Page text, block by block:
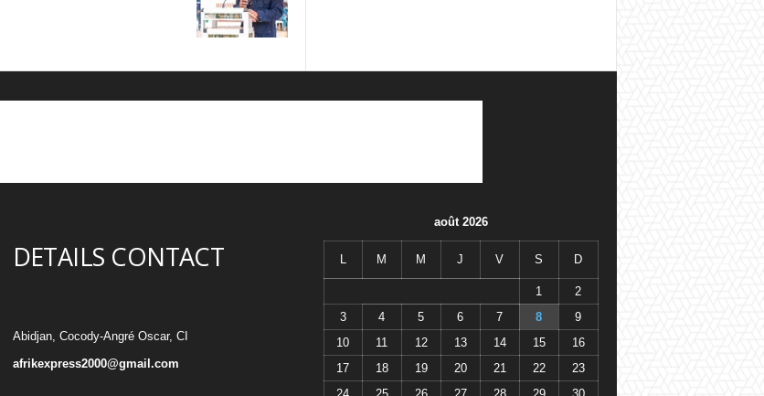
DETAILS CONTACT
Abidjan, Cocody-Angré Oscar, CI
afrikexpress2000@gmail.com
août 2026
L M M J V S D
1
2
3
4 5 6 7 8
9
10
11 12 13 14 15
16
17
18 19 20 21 22
23